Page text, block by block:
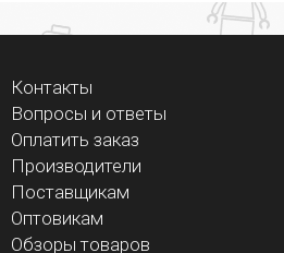
Контакты
Вопросы и ответы
Оплатить заказ
Производители
Поставщикам
Оптовикам
Обзоры товаров